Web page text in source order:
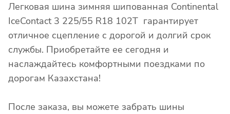
Легковая шина зимняя шипованная Continental
IceContact 3 225/55 R18 102T гарантирует
отличное сцепление с дорогой и долгий срок
службы. Приобретайте ее сегодня и
наслаждайтесь комфортными поездками по
дорогам Казахстана!
После заказа, вы можете забрать шины